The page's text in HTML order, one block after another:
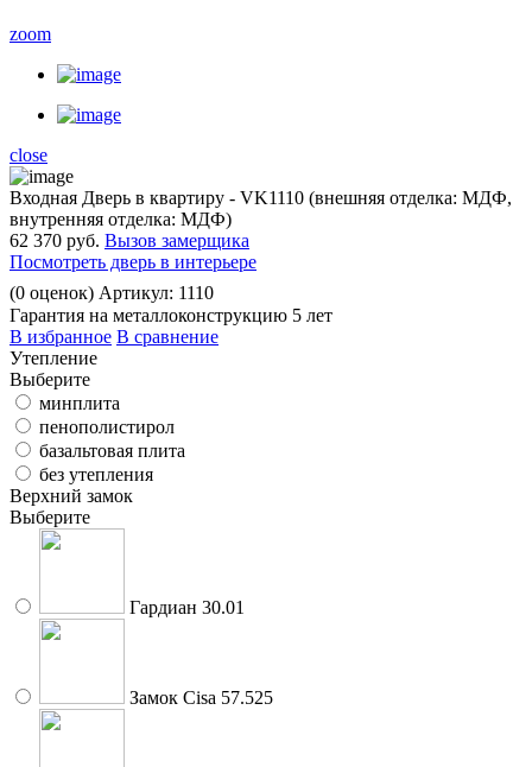
zoom
close
Входная Дверь в квартиру - VK1110 (внешняя отделка: МДФ,
внутренняя отделка: МДФ)
62 370 руб. Вызов замерщика
Посмотреть дверь в интерьере
(0 оценок) Артикул: 1110
Гарантия на металлоконструкцию 5 лет
В избранное В сравнение
Утепление
Выберите
минплита
пенополистирол
базальтовая плита
без утепления
Верхний замок
Выберите
Гардиан 30.01
Замок Cisa 57.525